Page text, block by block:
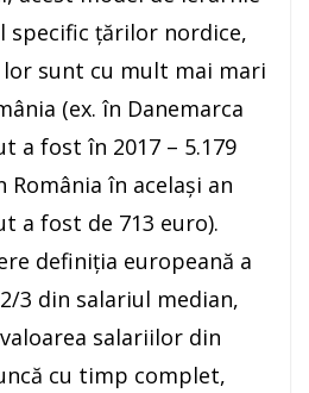
specific ţărilor nordice,
lor sunt cu mult mai mari
(ex. în Danemarca
a fost în 2017 – 5.179
în acelaşi an
a fost de 713 euro).
definiţia europeană a
3 din salariul median,
salariilor din
cu timp complet,